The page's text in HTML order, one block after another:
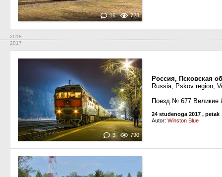
16 728
2018
2017
3 790
Россия, Псковская
Russia, Pskov region,
Поезд № 677 Великие
24 studenoga 2017 , petak
Autor: Winston Blue